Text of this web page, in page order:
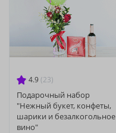
4.9 (23)
Подарочный набор
"Нежный букет, конфеты,
шарики и безалкогольное
вино"